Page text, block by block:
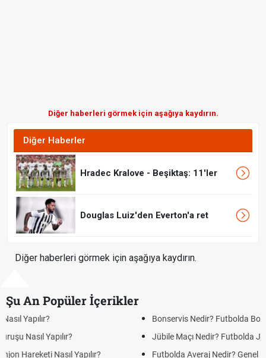
Diğer haberleri görmek için aşağıya kaydırın.
Diğer Haberler
Hradec Kralove - Beşiktaş: 11'ler
Douglas Luiz'den Everton'a ret
Diğer haberleri görmek için aşağıya kaydırın.
Şu An Popüler İçerikler
Bonservis Nedir? Futbolda Bonservis Sistemi Nasıl İşler?
Jübile Maçı Nedir? Futbolda Jübile Yapmak Ne Anlama Gelir?
Futbolda Averaj Nedir? Genel Averaj ve İkili Averaj Arasındaki